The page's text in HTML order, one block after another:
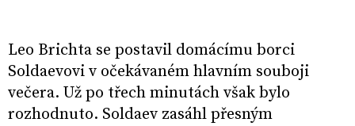
Leo Brichta se postavil domácímu borci
Soldaevovi v očekávaném hlavním souboji
večera. Už po třech minutách však bylo
rozhodnuto. Soldaev zasáhl přesným